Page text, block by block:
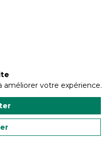
améliorer votre expérience.